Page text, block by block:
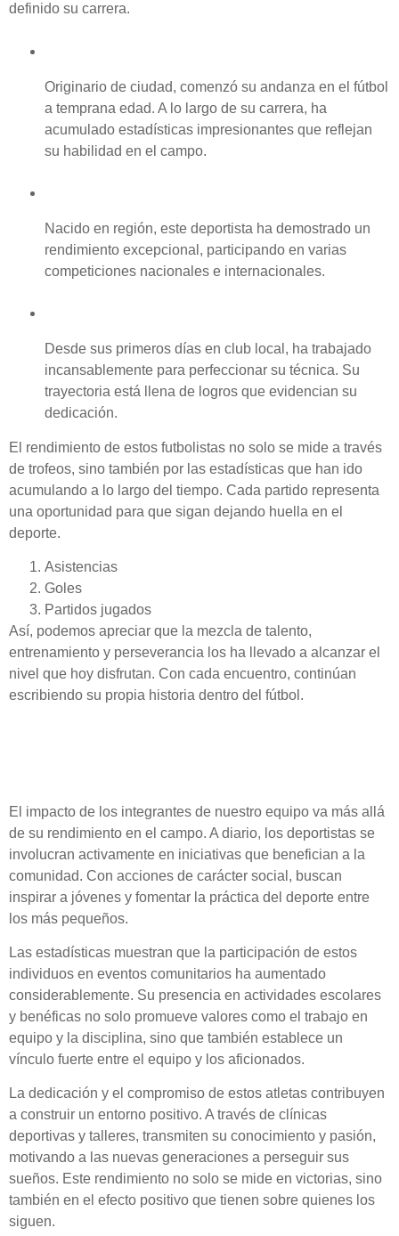
definido su carrera.
Originario de ciudad, comenzó su andanza en el fútbol
a temprana edad. A lo largo de su carrera, ha
acumulado estadísticas impresionantes que reflejan
su habilidad en el campo.
Nacido en región, este deportista ha demostrado un
rendimiento excepcional, participando en varias
competiciones nacionales e internacionales.
Desde sus primeros días en club local , ha trabajado
incansablemente para perfeccionar su técnica. Su
trayectoria está llena de logros que evidencian su
dedicación.
El rendimiento de estos futbolistas no solo se mide a través
de trofeos, sino también por las estadísticas que han ido
acumulando a lo largo del tiempo. Cada partido representa
una oportunidad para que sigan dejando huella en el
deporte.
Asistencias
Goles
Partidos jugados
Así, podemos apreciar que la mezcla de talento,
entrenamiento y perseverancia los ha llevado a alcanzar el
nivel que hoy disfrutan. Con cada encuentro, continúan
escribiendo su propia historia dentro del fútbol.
El impacto de los integrantes de nuestro equipo va más allá
de su rendimiento en el campo. A diario, los deportistas se
involucran activamente en iniciativas que benefician a la
comunidad. Con acciones de carácter social, buscan
inspirar a jóvenes y fomentar la práctica del deporte entre
los más pequeños.
Las estadísticas muestran que la participación de estos
individuos en eventos comunitarios ha aumentado
considerablemente. Su presencia en actividades escolares
y benéficas no solo promueve valores como el trabajo en
equipo y la disciplina, sino que también establece un
vínculo fuerte entre el equipo y los aficionados.
La dedicación y el compromiso de estos atletas contribuyen
a construir un entorno positivo. A través de clínicas
deportivas y talleres, transmiten su conocimiento y pasión,
motivando a las nuevas generaciones a perseguir sus
sueños. Este rendimiento no solo se mide en victorias, sino
también en el efecto positivo que tienen sobre quienes los
siguen.